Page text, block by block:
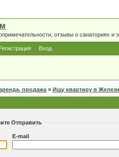
отзывы о санаториях и
Вход
продажа » Ищу квартиру в
Отправить
E-mail